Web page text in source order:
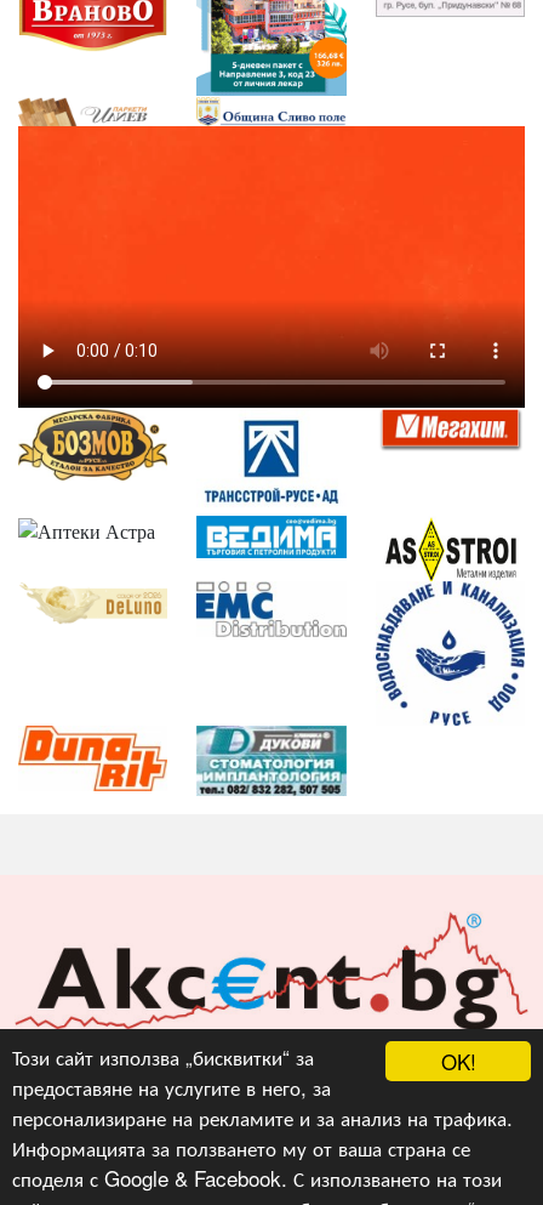
OK!
Този сайт използва „бисквитки“ за
предоставяне на услугите в него, за
персонализиране на рекламите и за анализ на трафика.
Информацията за ползването му от ваша страна се
споделя с Google & Facebook. С използването на този
Акцент БГ ЕООД
info@akcent.bg
Facebook